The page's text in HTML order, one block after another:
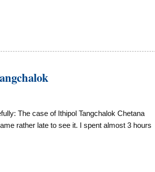
The case of Ithipol Tangchalok Chetana
rather late to see it. I spent almost 3 hours